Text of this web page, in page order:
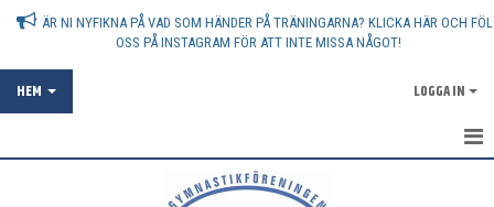
ÄR NI NYFIKNA PÅ VAD SOM HÄNDER PÅ TRÄNINGARNA? KLICKA HÄR OCH
OSS PÅ INSTAGRAM FÖR ATT INTE MISSA NÅGOT!
HEM LOGGA IN